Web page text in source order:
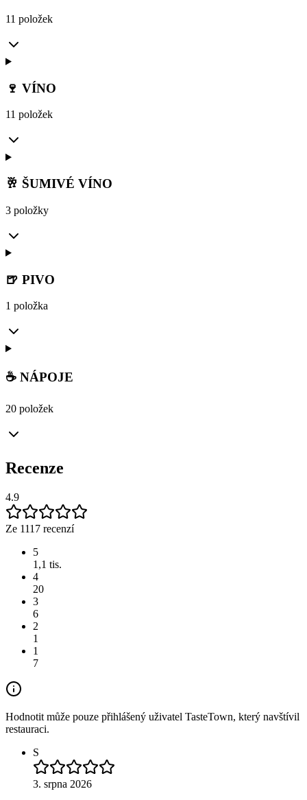
11 položek
🍷 VÍNO
11 položek
🥂 ŠUMIVÉ VÍNO
3 položky
🍺 PIVO
1 položka
☕ NÁPOJE
20 položek
Recenze
4.9
Ze 1117 recenzí
5
1,1 tis.
4
20
3
6
2
1
1
7
Hodnotit může pouze přihlášený uživatel TasteTown, který navštívil
restauraci.
S
3. srpna 2026